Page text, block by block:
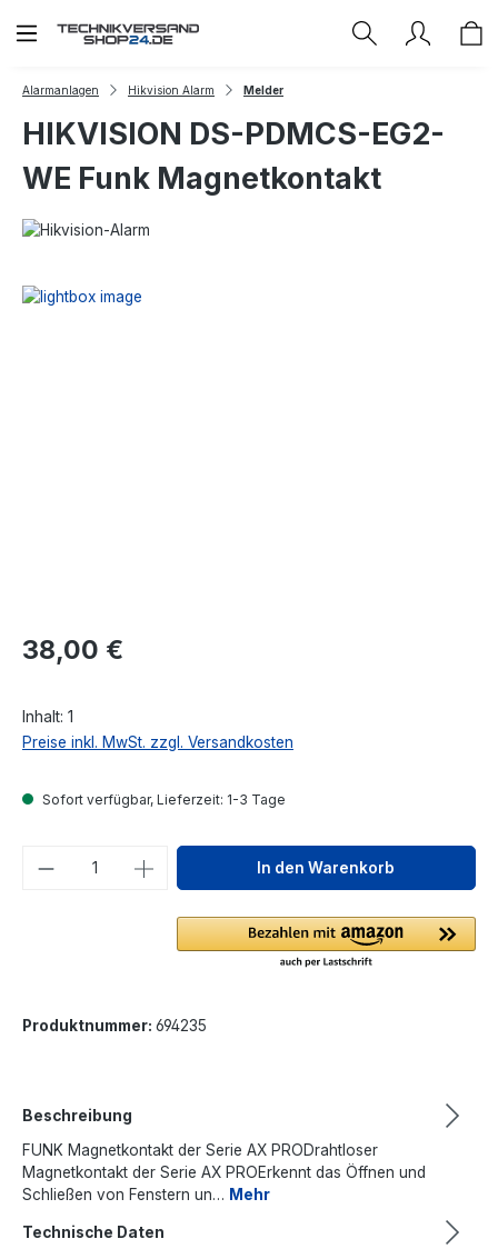
Zum Hauptinhalt springen
Alarmanlagen Hikvision Alarm Melder
HIKVISION DS-PDMCS-EG2-
WE Funk Magnetkontakt
Regulärer Preis:
38,00 €
Inhalt: 1
Preise inkl. MwSt. zzgl. Versandkosten
Sofort verfügbar, Lieferzeit: 1-3 Tage
Produkt Anzahl: Gib denIn den Warenkorb
Produktnummer: 694235
Beschreibung
FUNK Magnetkontakt der Serie AX PRODrahtloser
Magnetkontakt der Serie AX PROErkennt das Öffnen und
Schließen von Fenstern un… Mehr
Technische Daten